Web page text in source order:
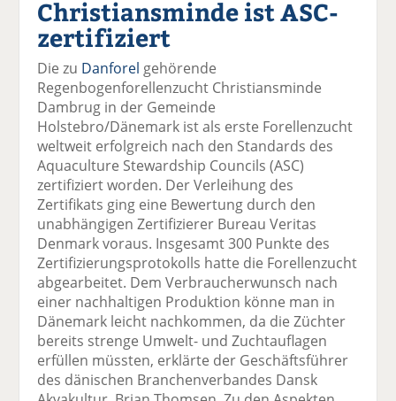
el
a
ac
b
o
o
k
te
il
e
n
el
t
er
el
a
n
e
di
il
e
n
el
p
l
v
e
n
Christiansminde ist ASC-
zertifiziert
Die zu Danforel gehörende
Regenbogenforellenzucht Christiansminde
Dambrug in der Gemeinde
Holstebro/Dänemark ist als erste Forellenzucht
weltweit erfolgreich nach den Standards des
Aquaculture Stewardship Councils (ASC)
zertifiziert worden. Der Verleihung des
Zertifikats ging eine Bewertung durch den
unabhängigen Zertifizierer Bureau Veritas
Denmark voraus. Insgesamt 300 Punkte des
Zertifizierungsprotokolls hatte die Forellenzucht
abgearbeitet. Dem Verbraucherwunsch nach
einer nachhaltigen Produktion könne man in
Dänemark leicht nachkommen, da die Züchter
bereits strenge Umwelt- und Zuchtauflagen
erfüllen müssten, erklärte der Geschäftsführer
des dänischen Branchenverbandes Dansk